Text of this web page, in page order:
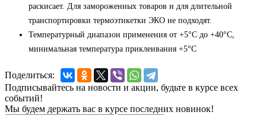
раскисает. Для замороженных товаров и для длительной
транспортировки термоэтикетки ЭКО не подходят.
Температурный диапазон применения от +5°С до +40°С,
минимальная температура приклеивания +5°С
Поделиться:
Подписывайтесь на новости и акции, будьте в курсе всех
событий!
Мы будем держать вас в курсе последних новинок!